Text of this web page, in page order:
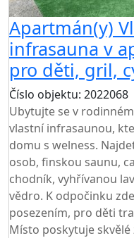
Apartmán(y)
infrasauna v
pro děti, gril,
Číslo objektu: 2022068
Ubytujte se v
vlastní infrasaunou,
domu s welness.
osob, finskou saunu,
chodník, vyhřívanou
vědro. K odpočinku
posezením, pro děti
Místo poskytuje